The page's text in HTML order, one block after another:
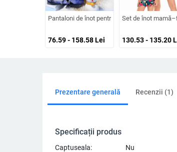
Pantaloni de înot pentru băieți, uscare
76.59 - 158.58Lei
Set de înot
130.53 - 135.20
Prezentare generală Recenzii (1)
Specificații produs
Captuseala: Nu